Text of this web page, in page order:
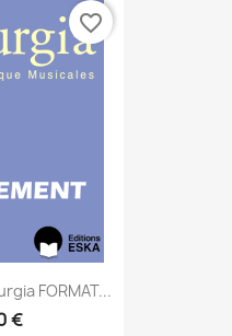
FORMAT...
€
favorite_border